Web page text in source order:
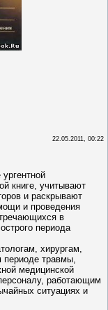
22.05.2011, 00:22
книге, учитывают
и раскрывают
и проведения
в
периода
хирургам,
травмы,
медицинской
работающим
ситуациях и